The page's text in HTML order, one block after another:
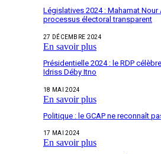
Législatives 2024 : Mahamat Nour
processus électoral transparent
27 DÉCEMBRE 2024
En savoir plus
Présidentielle 2024 : le RDP
Idriss Déby Itno
18 MAI 2024
En savoir plus
Politique : le GCAP ne reconnaît
17 MAI 2024
En savoir plus